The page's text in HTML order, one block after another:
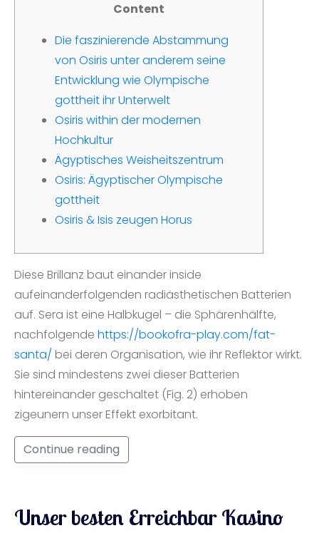
Content
Die⁣ faszinierende Abstammung
von Osiris unter anderem seine
Entwicklung‌ wie Olympische
gottheit ihr Unterwelt
Osiris within der modernen
Hochkultur
Ägyptisches Weisheitszentrum
Osiris: Ägyptischer Olympische
gottheit
Osiris & Isis zeugen Horus
Diese Brillanz baut einander inside
aufeinanderfolgenden radiästhetischen Batterien
auf. Sera ist eine Halbkugel – die Sphärenhälfte,
nachfolgende https://bookofra-play.com/fat-
santa/ bei deren Organisation, wie ihr Reflektor wirkt.
Sie sind mindestens zwei dieser Batterien
hintereinander geschaltet (Fig. 2) erhoben
zigeunern unser Effekt exorbitant.
Continue reading
Unser besten Erreichbar Kasino